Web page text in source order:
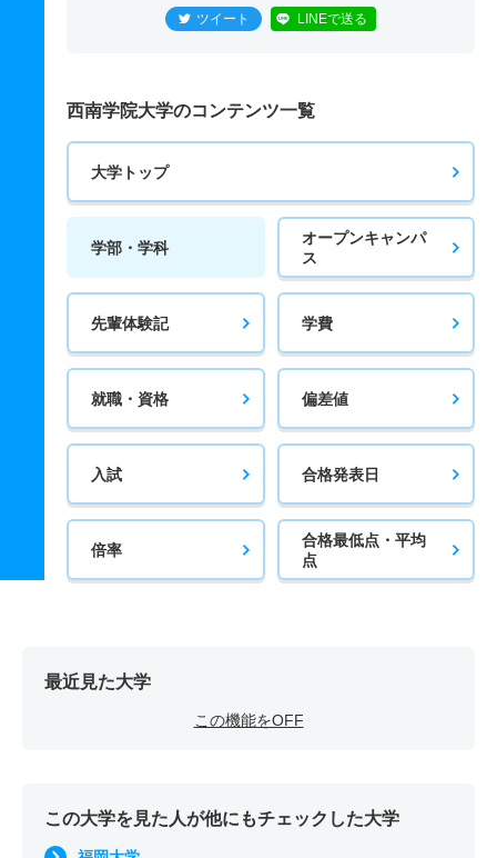
ツイート LINEで送る
西南学院大学のコンテンツ一覧
大学トップ
学部・学科
オープンキャンパ
ス
先輩体験記 学費
就職・資格 偏差値
入試 合格発表日
倍率
合格最低点・平均
点
最近見た大学
この機能をOFF
この大学を見た人が他にもチェックした大学